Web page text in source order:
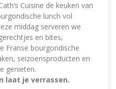
Cuisine de keuken van
lunch vol
middag serveren we
en bites,
Franse bourgondische
seizoensproducten en
genieten.
laat je verrassen.